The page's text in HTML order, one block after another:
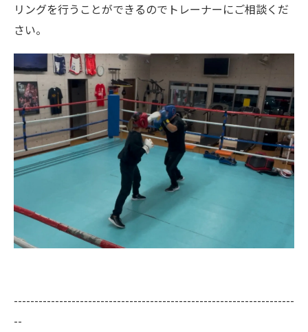
リングを行うことができるのでトレーナーにご相談くだ
さい。
--------------------------------------------------------------------
--